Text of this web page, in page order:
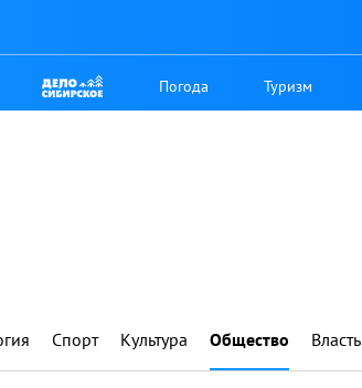
Погода Туризм
Спорт Культура Общество Власть